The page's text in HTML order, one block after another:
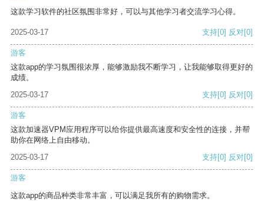
这款学习软件的社区氛围非常好，可以与其他学习者交流学习心得。
2025-03-17 支持[0] 反对[0]
游客
这款app的学习氛围很浓厚，能够激励我不断学习，让我能够取得更好的
成绩。
2025-03-17
支持[0] 反对[0]
游客
这款加速器VPM应用程序可以给你提供最高速度和安全性的连接，并帮
助你在网络上自由移动。
2025-03-17
支持[0] 反对[0]
游客
这款app的商品种类非常丰富，可以满足我所有的购物需求。